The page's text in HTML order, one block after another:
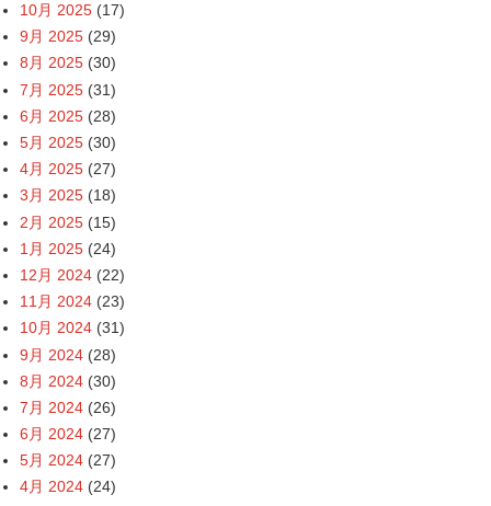
10月 2025 (17)
9月 2025 (29)
8月 2025 (30)
7月 2025 (31)
6月 2025 (28)
5月 2025 (30)
4月 2025 (27)
3月 2025 (18)
2月 2025 (15)
1月 2025 (24)
12月 2024 (22)
11月 2024 (23)
10月 2024 (31)
9月 2024 (28)
8月 2024 (30)
7月 2024 (26)
6月 2024 (27)
5月 2024 (27)
4月 2024 (24)